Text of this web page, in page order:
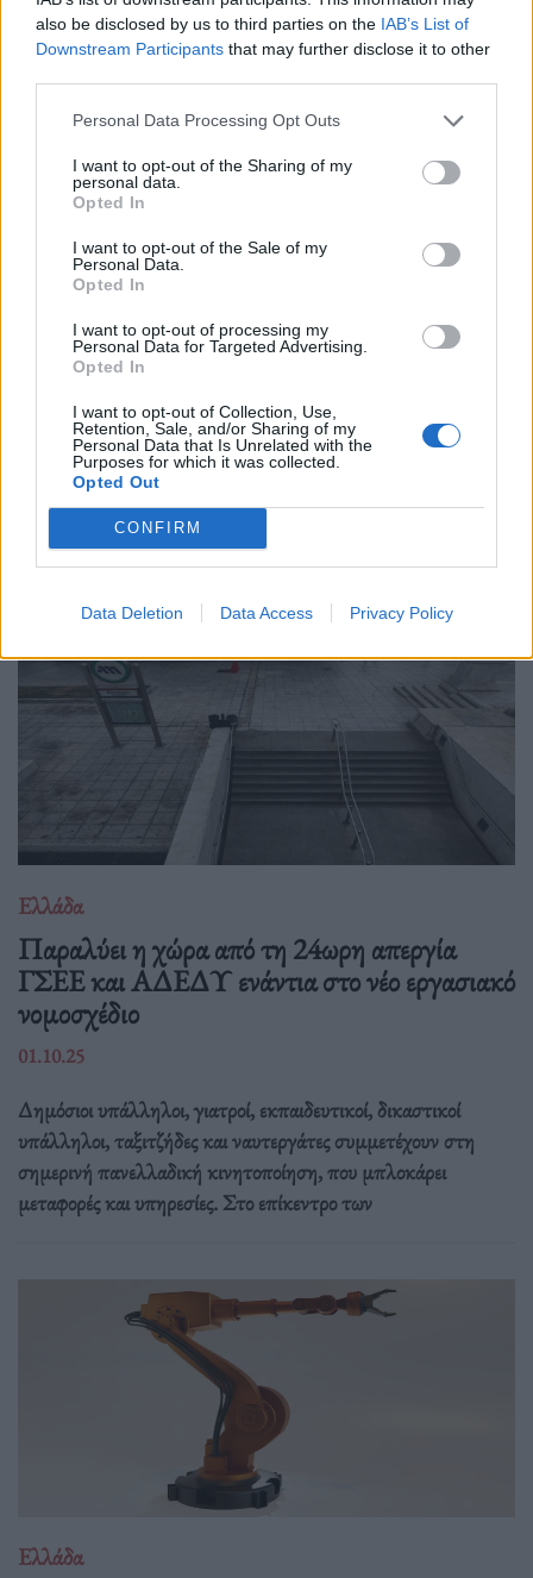
also be disclosed by us to third parties on the IAB’s List of
Downstream Participants that may further disclose it to other
Personal Data Processing Opt Outs
I want to opt-out of the Sharing of my
personal data.
Opted In
I want to opt-out of the Sale of my
Personal Data.
Opted In
I want to opt-out of processing my
Personal Data for Targeted Advertising.
Opted In
I want to opt-out of Collection, Use,
Retention, Sale, and/or Sharing of my
Personal Data that Is Unrelated with the
Purposes for which it was collected.
Opted Out
CONFIRM
Data Deletion Data Access Privacy Policy
Ελλάδα
Ώρα να μπερδευτούμε ξανά: Γυρίζουμε τα
ρολόγια μία ώρα πίσω γιατί… έτσι συνηθίσαμε
16.10.25
Την Κυριακή 26 Οκτωβρίου, στις 04:00 τα ξημερώματα, θα
ξαναζήσουμε το πιο παράλογο ευρωπαϊκό ραντεβού με τον
χρόνο: θα γυρίσουμε τα ρολόγια μας πίσω μία ώρα, για να
"εξοικονομήσουμε ενέργεια".
Ελλάδα
Παραλύει η χώρα από τη 24ωρη απεργία
ΓΣΕΕ και ΑΔΕΔΥ ενάντια στο νέο εργασιακό
νομοσχέδιο
01.10.25
Δημόσιοι υπάλληλοι, γιατροί, εκπαιδευτικοί, δικαστικοί
υπάλληλοι, ταξιτζήδες και ναυτεργάτες συμμετέχουν στη
σημερινή πανελλαδική κινητοποίηση, που μπλοκάρει
μεταφορές και υπηρεσίες. Στο επίκεντρο των
Ελλάδα